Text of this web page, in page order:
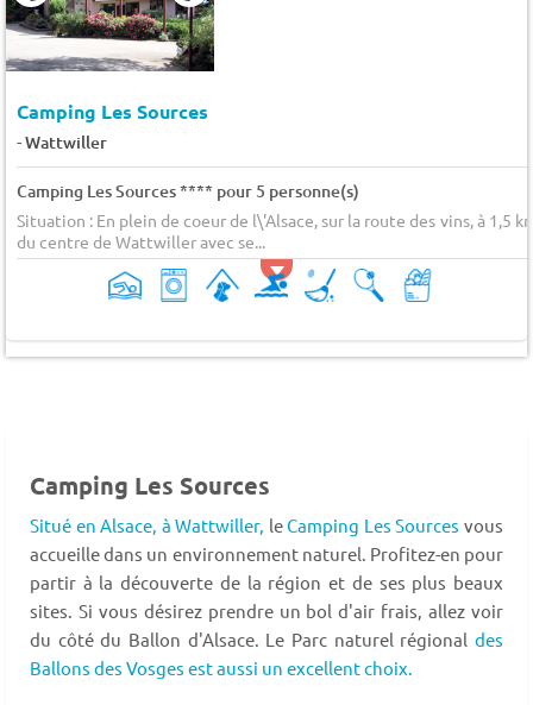
Camping Les Sources
-Wattwiller
Camping Les Sources **** pour 5 personne(s)
Situation : En plein de coeur de l\'Alsace, sur la route des vins, à 1,5
du centre de Wattwiller avec se...
Camping Les Sources
Situé en Alsace, à Wattwiller, leCamping Les Sources vous
accueille dans un environnement naturel. Profitez-en pour
partir à la découverte de la région et de ses plus beaux
sites. Si vous désirez prendre un bol d'air frais, allez voir
du côté du Ballon d'Alsace. Le Parc naturel régional des
Ballons des Vosges est aussi un excellent choix.